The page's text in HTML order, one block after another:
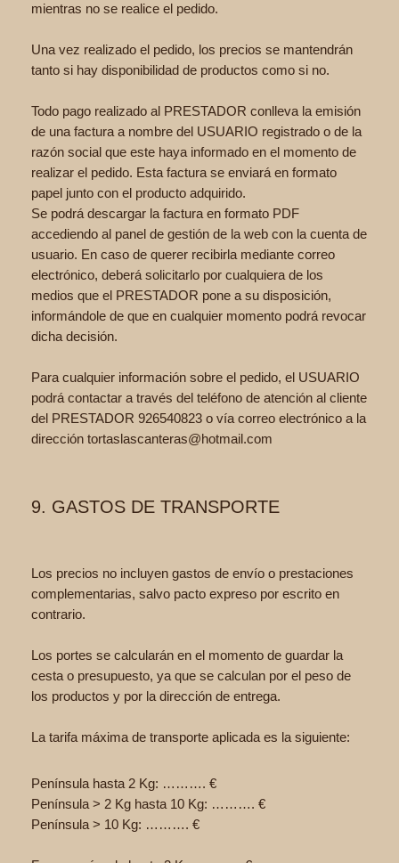
mientras no se realice el pedido.
Una vez realizado el pedido, los precios se mantendrán
tanto si hay disponibilidad de productos como si no.
Todo pago realizado al PRESTADOR conlleva la emisión
de una factura a nombre del USUARIO registrado o de la
razón social que este haya informado en el momento de
realizar el pedido. Esta factura se enviará en formato
papel junto con el producto adquirido.
Se podrá descargar la factura en formato PDF
accediendo al panel de gestión de la web con la cuenta de
usuario. En caso de querer recibirla mediante correo
electrónico, deberá solicitarlo por cualquiera de los
medios que el PRESTADOR pone a su disposición,
informándole de que en cualquier momento podrá revocar
dicha decisión.
Para cualquier información sobre el pedido, el USUARIO
podrá contactar a través del teléfono de atención al cliente
del PRESTADOR 926540823 o vía correo electrónico a la
dirección tortaslascanteras@hotmail.com
9. GASTOS DE TRANSPORTE
Los precios no incluyen gastos de envío o prestaciones
complementarias, salvo pacto expreso por escrito en
contrario.
Los portes se calcularán en el momento de guardar la
cesta o presupuesto, ya que se calculan por el peso de
los productos y por la dirección de entrega.
La tarifa máxima de transporte aplicada es la siguiente:
Península hasta 2 Kg: ………. €
Península > 2 Kg hasta 10 Kg: ………. €
Península > 10 Kg: ………. €